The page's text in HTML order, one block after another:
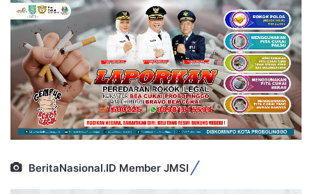
BeritaNasional.ID Member JMSI